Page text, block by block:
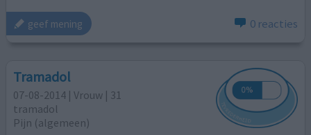
geef mening 0 reacties
Tramadol
07-08-2014 | Vrouw | 31
tramadol
Pijn (algemeen)